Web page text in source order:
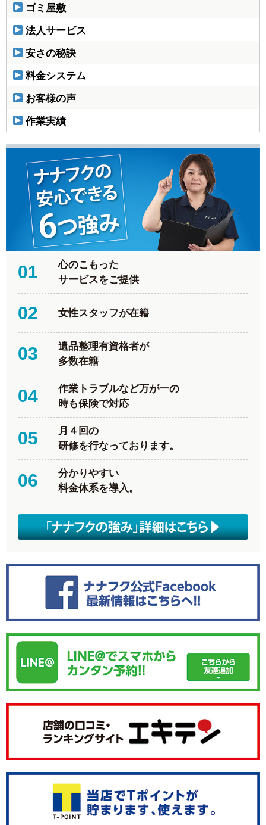
ゴミ屋敷
法人サービス
安さの秘訣
料金システム
お客様の声
作業実績
01
心のこもった
サービスをご提供
02 女性スタッフが在籍
03
遺品整理有資格者が
多数在籍
04
作業トラブルなど万が一の
時も保険で対応
05
月４回の
研修を行なっております。
06
分かりやすい
料金体系を導入。